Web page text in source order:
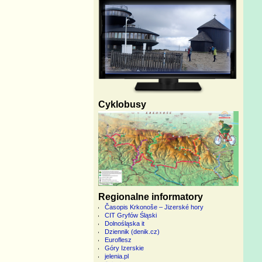
Cyklobusy
Regionalne informatory
Časopis Krkonoše – Jizerské hory
CIT Gryfów Śląski
Dolnośląska it
Dziennik (denik.cz)
Euroflesz
Góry Izerskie
jelenia.pl